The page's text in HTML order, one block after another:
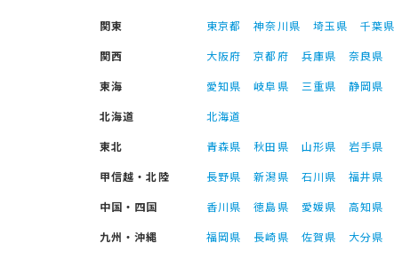
関東 東京都 神奈川県 埼玉県 千葉県
関西
大阪府 京都府 兵庫県 奈良県
東海
愛知県 岐阜県 三重県
静岡県
北海道
北海道
東北
青森県 秋田県 山形県 岩手県
甲信越・北陸
長野県 新潟県 石川県 福井県
中国・四国
香川県 徳島県 愛媛県 高知県
九州・沖縄
福岡県 長崎県 佐賀県 大分県